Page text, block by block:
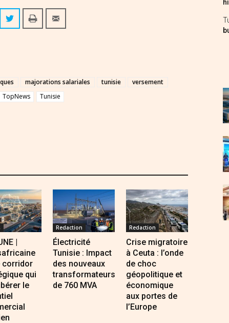
majorations salariales tunisie
versement
TopNews Tunisie
|
corridor
qui
le
Redaction
Électricité
Tunisie : Impact
des nouveaux
transformateurs
de 760 MVA
Redaction
Crise migratoire
à Ceuta : l’onde
de choc
géopolitique et
économique
aux portes de
l’Europe